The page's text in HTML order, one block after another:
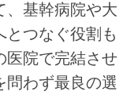
、基幹病院や大
とつなぐ役割も
医院で完結させ
問わず最良の選